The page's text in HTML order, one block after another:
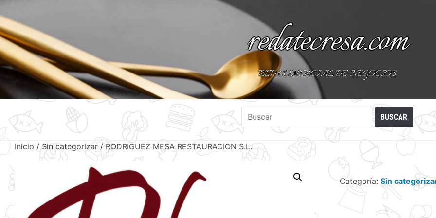
redatecresa.com
RED COMERCIAL DE NEGOCIOS
Inicio /Sin categorizar/ RODRIGUEZ MESA RESTAURACION S.L.
Categoría: Sin